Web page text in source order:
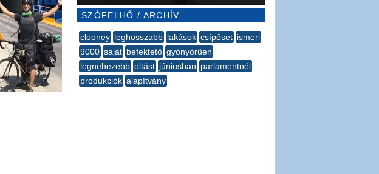
SZÓFELHŐ / ARCHÍV
clooney leghosszabb lakások csípőset ismeri
9000 saját befektető gyönyörűen
legnehezebb oltást júniusban parlamentnél
produkciók alapítvány